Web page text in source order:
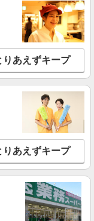
（経験・能力によ
途支給（規定あり）
。・゜+゜ 入社祝い金
。・゜+゜・。
ショップ
細を見る
（経験・能力によ
/インセンティブが加
り（平均残業時間：
あり・Workstyle支
によりインセンティ
） ゜+゜・。
入社祝い金10万円支
電量販店
詳細を見る
りあえずキープ
りあえずキープ